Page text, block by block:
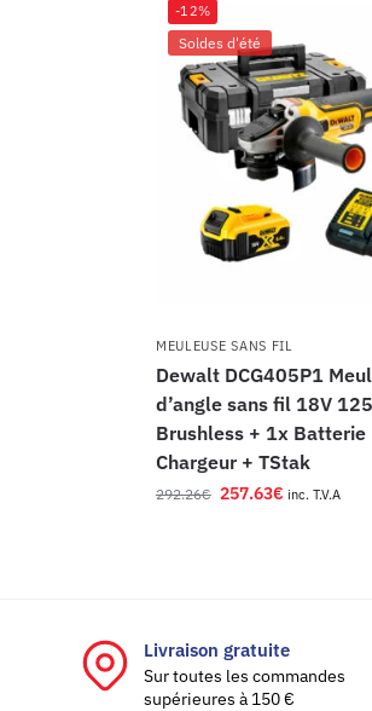
-12%
Soldes d'été
MEULEUSE SANS FIL
Dewalt DCG405P1
d’angle sans fil 18V
Brushless + 1x Batterie
Chargeur + TStak
292.26€ 257.63€ inc. T.V.A
Livraison gratuite
Sur toutes les commandes
supérieures à 150 €